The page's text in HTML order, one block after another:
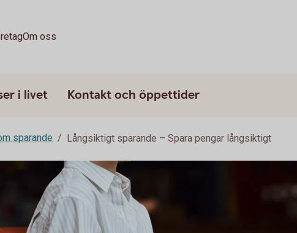
Om oss
i livet Kontakt och öppettider
sparande Långsiktigt sparande – Spara pengar långsiktigt